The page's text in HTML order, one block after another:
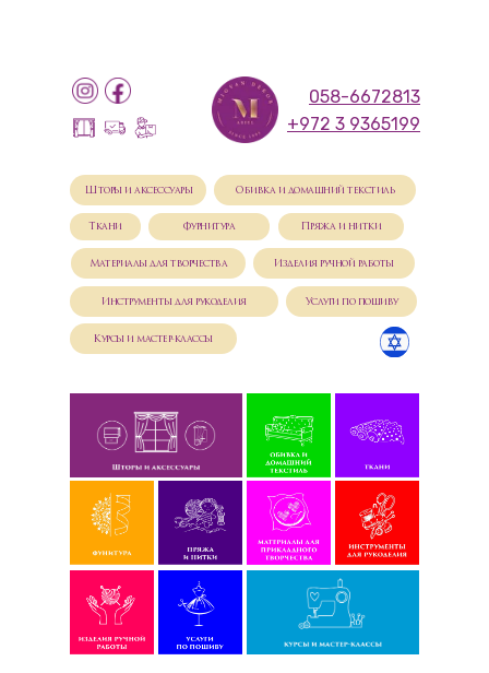
+972 3 9365199
058-6672813
Шторы и аксессуары
Ткани Пряжа и нитки
Фурнитура
Материалы для творчества
Услуги по пошиву
Курсы и мастер-классы
Инструменты для рукоделия
Обивка и домашний текстиль
Изделия ручной работы